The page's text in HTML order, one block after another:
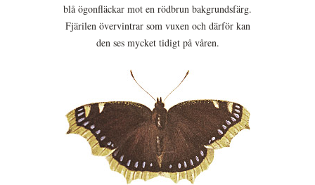
blå ögonfläckar mot en rödbrun bakgrundsfärg.
Fjärilen övervintrar som vuxen och därför kan
den ses mycket tidigt på våren.